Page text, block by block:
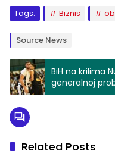
Tags: Biznis
Source News
BiH na krilima
generalnoj
Related Posts